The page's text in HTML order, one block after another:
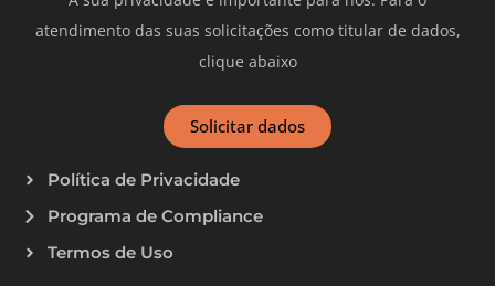
atendimento das suas solicitações como titular de dados,
clique abaixo
Solicitar dados
Política de Privacidade
Programa de Compliance
Termos de Uso